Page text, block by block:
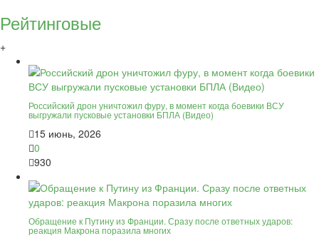
Рейтинговые
+
Российский дрон уничтожил фуру, в момент когда боевики ВСУ
выгружали пусковые установки БПЛА (Видео)
15 июнь, 2026
0
930
Обращение к Путину из Франции. Сразу после ответных ударов:
реакция Макрона поразила многих